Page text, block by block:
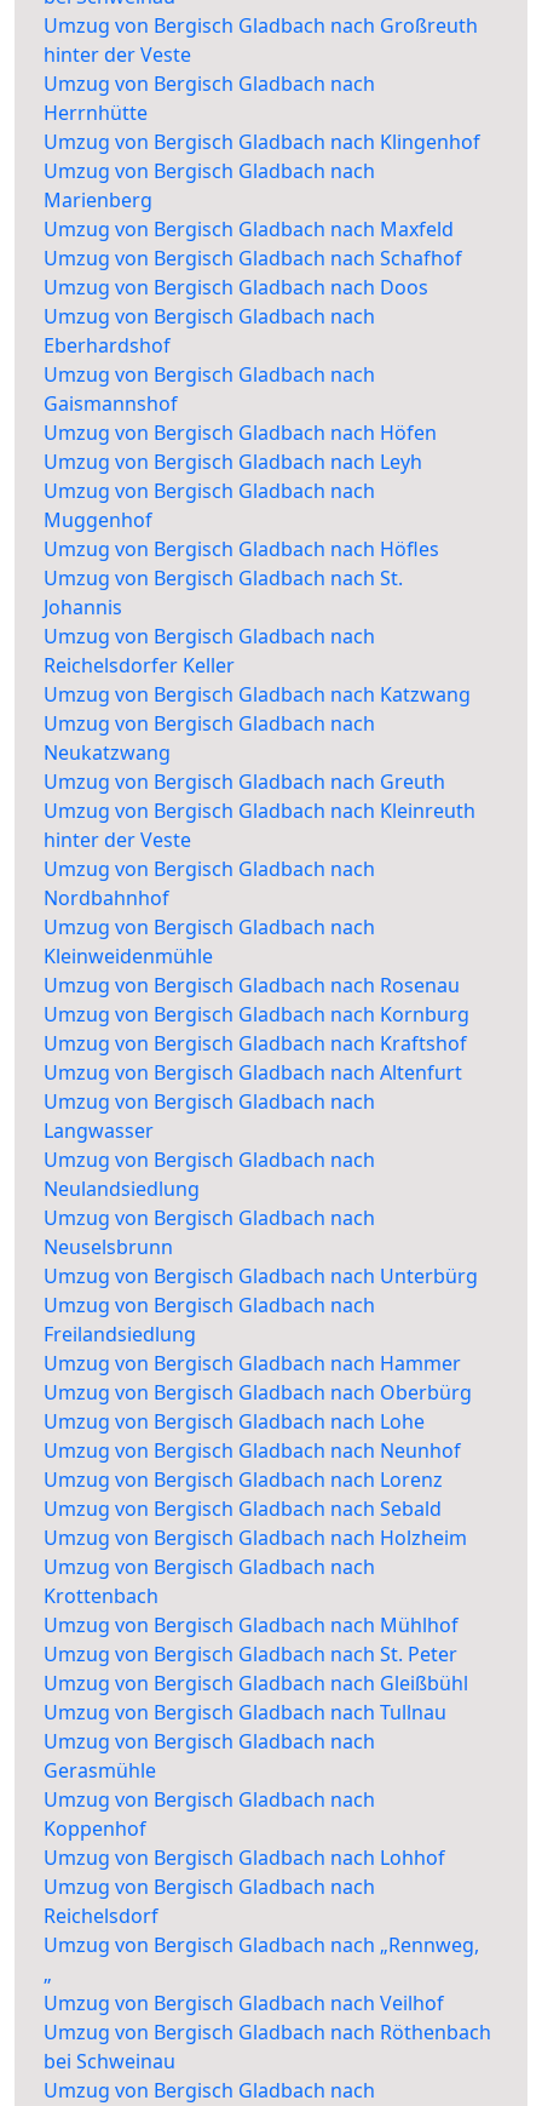
Umzug von Bergisch Gladbach nach Großreuth
hinter der Veste
Umzug von Bergisch Gladbach nach
Herrnhütte
Umzug von Bergisch Gladbach nach Klingenhof
Umzug von Bergisch Gladbach nach
Marienberg
Umzug von Bergisch Gladbach nach Maxfeld
Umzug von Bergisch Gladbach nach Schafhof
Umzug von Bergisch Gladbach nach Doos
Umzug von Bergisch Gladbach nach
Eberhardshof
Umzug von Bergisch Gladbach nach
Gaismannshof
Umzug von Bergisch Gladbach nach Höfen
Umzug von Bergisch Gladbach nach Leyh
Umzug von Bergisch Gladbach nach
Muggenhof
Umzug von Bergisch Gladbach nach Höfles
Umzug von Bergisch Gladbach nach St.
Johannis
Umzug von Bergisch Gladbach nach
Reichelsdorfer Keller
Umzug von Bergisch Gladbach nach Katzwang
Umzug von Bergisch Gladbach nach
Neukatzwang
Umzug von Bergisch Gladbach nach Greuth
Umzug von Bergisch Gladbach nach Kleinreuth
hinter der Veste
Umzug von Bergisch Gladbach nach
Nordbahnhof
Umzug von Bergisch Gladbach nach
Kleinweidenmühle
Umzug von Bergisch Gladbach nach Rosenau
Umzug von Bergisch Gladbach nach Kornburg
Umzug von Bergisch Gladbach nach Kraftshof
Umzug von Bergisch Gladbach nach Altenfurt
Umzug von Bergisch Gladbach nach
Langwasser
Umzug von Bergisch Gladbach nach
Neulandsiedlung
Umzug von Bergisch Gladbach nach
Neuselsbrunn
Umzug von Bergisch Gladbach nach Unterbürg
Umzug von Bergisch Gladbach nach
Freilandsiedlung
Umzug von Bergisch Gladbach nach Hammer
Umzug von Bergisch Gladbach nach Oberbürg
Umzug von Bergisch Gladbach nach Lohe
Umzug von Bergisch Gladbach nach Neunhof
Umzug von Bergisch Gladbach nach Lorenz
Umzug von Bergisch Gladbach nach Sebald
Umzug von Bergisch Gladbach nach Holzheim
Umzug von Bergisch Gladbach nach
Krottenbach
Umzug von Bergisch Gladbach nach Mühlhof
Umzug von Bergisch Gladbach nach St. Peter
Umzug von Bergisch Gladbach nach Gleißbühl
Umzug von Bergisch Gladbach nach Tullnau
Umzug von Bergisch Gladbach nach
Gerasmühle
Umzug von Bergisch Gladbach nach
Koppenhof
Umzug von Bergisch Gladbach nach Lohhof
Umzug von Bergisch Gladbach nach
Reichelsdorf
Umzug von Bergisch Gladbach nach „Rennweg,
„
Umzug von Bergisch Gladbach nach Veilhof
Umzug von Bergisch Gladbach nach Röthenbach
bei Schweinau
Umzug von Bergisch Gladbach nach